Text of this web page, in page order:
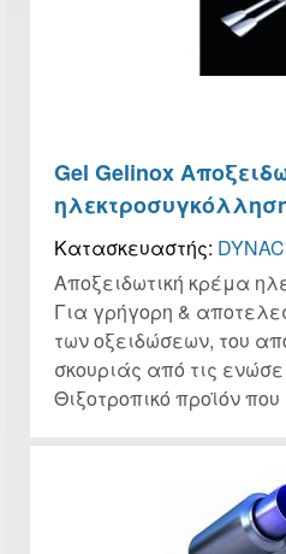
Gel Gelinox
Κατασκευαστής:
Αποξειδωτική κρέμα
Για γρήγορη &
των οξειδώσεων, του
σκουριάς από τις
Θιξοτροπικό προϊόν